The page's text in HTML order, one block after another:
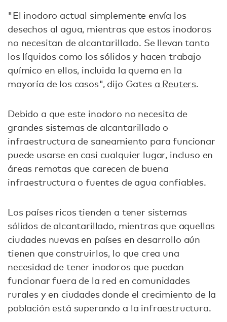
"El inodoro actual simplemente envía los
desechos al agua, mientras que estos inodoros
no necesitan de alcantarillado. Se llevan tanto
los líquidos como los sólidos y hacen trabajo
químico en ellos, incluida la quema en la
mayoría de los casos", dijo Gates a Reuters.
Debido a que este inodoro no necesita de
grandes sistemas de alcantarillado o
infraestructura de saneamiento para funcionar
puede usarse en casi cualquier lugar, incluso en
áreas remotas que carecen de buena
infraestructura o fuentes de agua confiables.
Los países ricos tienden a tener sistemas
sólidos de alcantarillado, mientras que aquellas
ciudades nuevas en países en desarrollo aún
tienen que construirlos, lo que crea una
necesidad de tener inodoros que puedan
funcionar fuera de la red en comunidades
rurales y en ciudades donde el crecimiento de la
población está superando a la infraestructura.